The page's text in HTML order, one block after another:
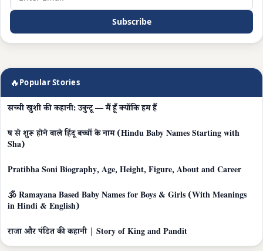
Subscribe
🔥 Popular Stories
सच्ची खुशी की कहानी: उबुन्टू — मैं हूँ क्योंकि हम हैं
ष से शुरू होने वाले हिंदू बच्चों के नाम (Hindu Baby Names Starting with
Sha)
Pratibha Soni Biography, Age, Height, Figure, About and Career
🕉️ Ramayana Based Baby Names for Boys & Girls (With Meanings
in Hindi & English)
राजा और पंडित की कहानी | Story of King and Pandit